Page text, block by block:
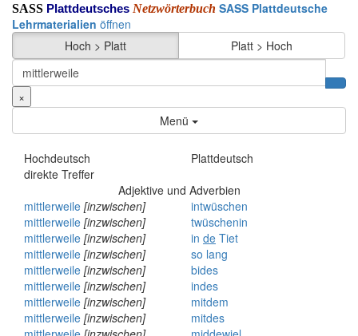
SASS Plattdeutsches Netzwörterbuch SASS Plattdeutsche
Lehrmaterialien öffnen
Hoch > Platt
Platt > Hoch
×
Menü
Hochdeutsch
Plattdeutsch
direkte Treffer
Adjektive und Adverbien
mittlerweile [inzwischen]
intwüschen
mittlerweile [inzwischen]
twüschenin
mittlerweile [inzwischen] in de Tiet
mittlerweile [inzwischen] so lang
mittlerweile [inzwischen]
bides
mittlerweile [inzwischen]
indes
mittlerweile [inzwischen]
mitdem
mittlerweile [inzwischen]
mitdes